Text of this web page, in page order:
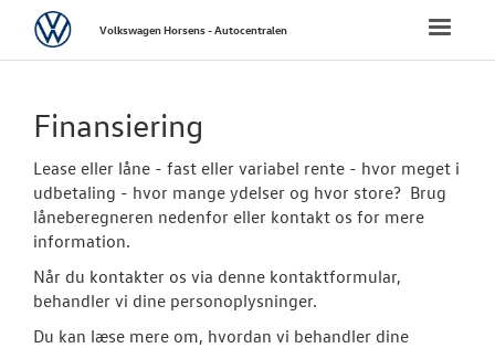
NYE VAREBILER
BRUGTE BILER
Toggle
VolkswagenVolkswagen Horsens - Autocentralen
Finansiering
Lease eller låne - fast eller variabel rente - hvor meget i
udbetaling - hvor mange ydelser og hvor store? Brug
låneberegneren nedenfor eller kontakt os for mere
information.
Når du kontakter os via denne kontaktformular,
behandler vi dine personoplysninger.
Du kan læse mere om, hvordan vi behandler dine